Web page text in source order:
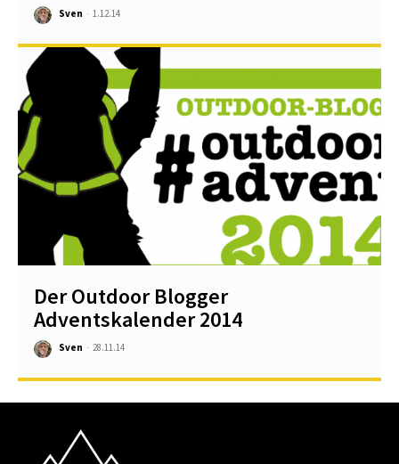
Sven - 1.12.14
Der Outdoor Blogger
Adventskalender 2014
Sven - 28.11.14